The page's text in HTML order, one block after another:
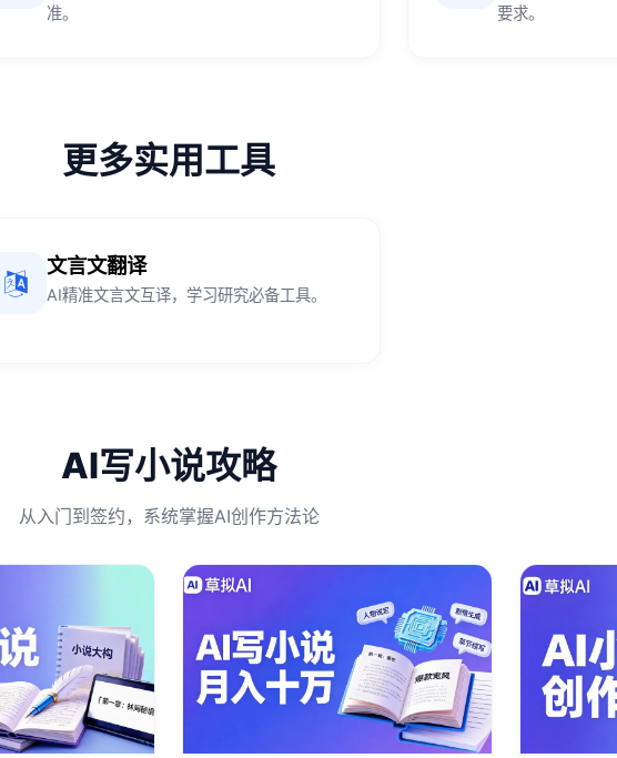
准。
要求。
更多实用工具
文言文翻译
AI精准文言文互译，学习研究必备工具。
AI写小说攻略
从入门到签约，系统掌握AI创作方法论